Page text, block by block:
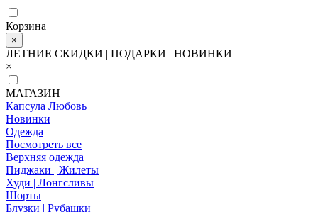
Корзина
×
ЛЕТНИЕ СКИДКИ | ПОДАРКИ | НОВИНКИ
×
МАГАЗИН
Капсула Любовь
Новинки
Одежда
Посмотреть все
Верхняя одежда
Пиджаки | Жилеты
Худи | Лонгсливы
Шорты
Блузки | Рубашки